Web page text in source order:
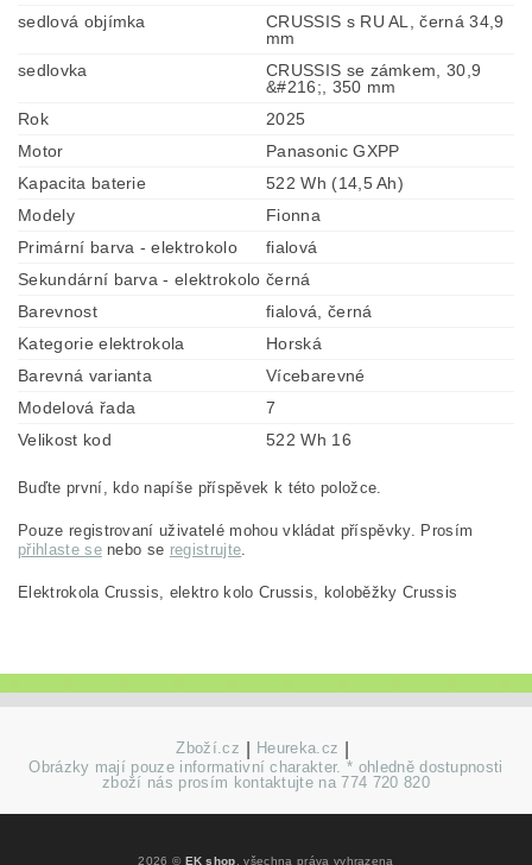
sedlová objímka
CRUSSIS s RU AL, černá 34,9
mm
sedlovka
CRUSSIS se zámkem, 30,9
&#216;, 350 mm
Rok
2025
Motor
Panasonic GXPP
Kapacita baterie
522 Wh (14,5 Ah)
Modely
Fionna
Primární barva - elektrokolo
fialová
Sekundární barva - elektrokolo černá
Barevnost
fialová, černá
Kategorie elektrokola
Horská
Barevná varianta
Vícebarevné
Modelová řada
7
Velikost kod
522 Wh 16
Buďte první, kdo napíše příspěvek k této položce.
Pouze registrovaní uživatelé mohou vkládat příspěvky. Prosím
přihlaste senebo se registrujte
Elektrokola Crussis, elektro kolo Crussis, koloběžky Crussis
Zboží.cz Heureka.cz
Obrázky mají pouze informativní charakter. * ohledně dostupnosti
zboží nás prosím kontaktujte na 774 720 820
2026 © EK shop , všechna práva vyhrazena